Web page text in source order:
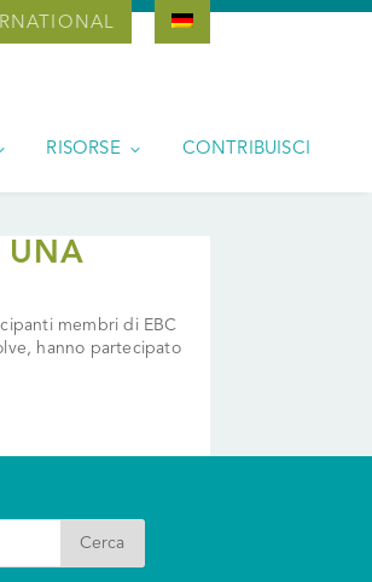
RISORSE CONTRIBUISCI
UNA
membri di EBC
hanno partecipato